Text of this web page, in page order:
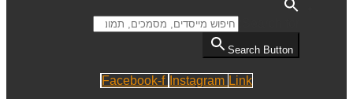
Search Button
Facebook-f Instagram Link